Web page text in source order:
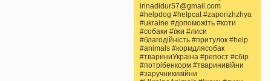
irinadidur57@gmail.com
#helpdog #helpcat #zaporizhzhya
#ukraine #допоможіть #коти
#собаки #їжи #лиси
#благодійність #притулок #help
#animals #кормдлясобак
#твариниУкраіна #репост #сбір
#потрібенкорм #тваринивійни
#заручникивійни